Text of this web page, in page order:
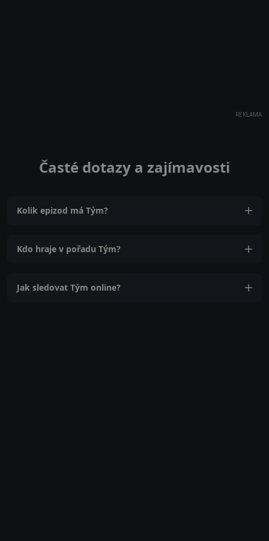
REKLAMA
Časté dotazy a zajímavosti
Kolik epizod má Tým?
Kdo hraje v pořadu Tým?
Jak sledovat Tým online?